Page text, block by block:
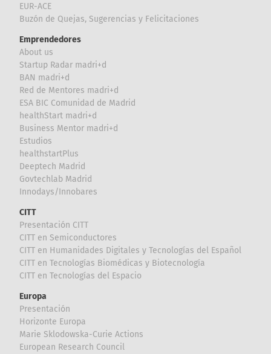
EUR-ACE
Buzón de Quejas, Sugerencias y Felicitaciones
Emprendedores
About us
Startup Radar madri+d
BAN madri+d
Red de Mentores madri+d
ESA BIC Comunidad de Madrid
healthStart madri+d
Business Mentor madri+d
Estudios
healthstartPlus
Deeptech Madrid
Govtechlab Madrid
Innodays/Innobares
CITT
Presentación CITT
CITT en Semiconductores
CITT en Humanidades Digitales y Tecnologías del Español
CITT en Tecnologías Biomédicas y Biotecnología
CITT en Tecnologías del Espacio
Europa
Presentación
Horizonte Europa
Marie Sklodowska-Curie Actions
European Research Council